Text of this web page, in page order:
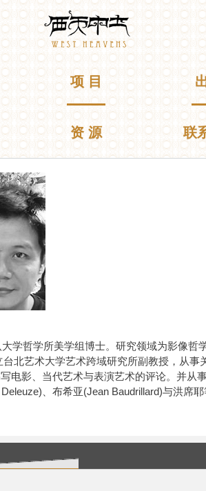
跳
转
到
主
要
内
容
项 目
资 源 联
学哲学所美学组博士。研究领域为影像哲
台北艺术大学艺术跨域研究所副教授，从事
电影、当代艺术与表演艺术的评论。并从
、布希亚(Jean Baudrillard)与洪席